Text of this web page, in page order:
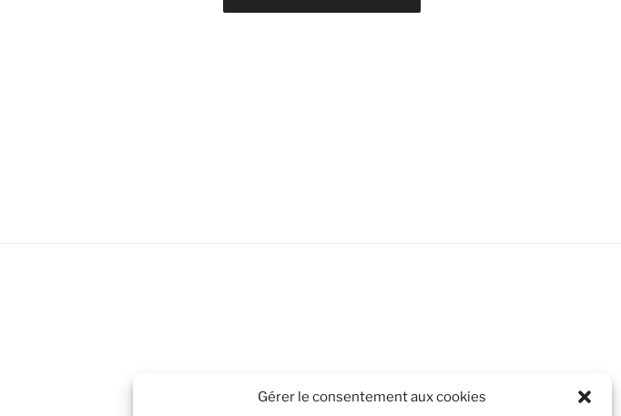
Gérer le consentement aux cookies